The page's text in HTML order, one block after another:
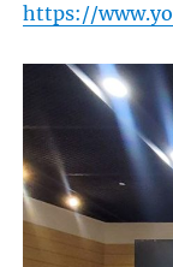
https://